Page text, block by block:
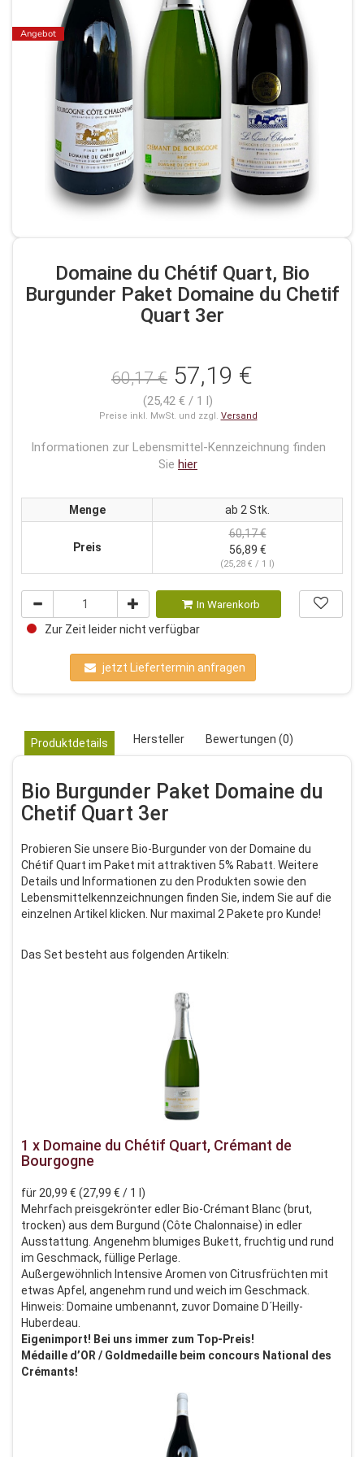
Angebot
Domaine du Chétif Quart, Bio
Burgunder Paket Domaine du Chetif
Quart 3er
60,17 € 57,19 €
(25,42 € / 1 l)
Preise inkl. MwSt. und zzgl. Versand
Informationen zur Lebensmittel-Kennzeichnung finden
Sie hier
Menge ab 2 Stk.
Preis
60,17 €
56,89 €
(25,28 € / 1 l)
In Warenkorb
Zur Zeit leider nicht verfügbar
jetzt Liefertermin anfragen
Produktdetails Hersteller Bewertungen (0)
Bio Burgunder Paket Domaine du
Chetif Quart 3er
Probieren Sie unsere Bio-Burgunder von der Domaine du
Chétif Quart im Paket mit attraktiven 5% Rabatt. Weitere
Details und Informationen zu den Produkten sowie den
Lebensmittelkennzeichnungen finden Sie, indem Sie auf die
einzelnen Artikel klicken. Nur maximal 2 Pakete pro Kunde!
Das Set besteht aus folgenden Artikeln:
1 x Domaine du Chétif Quart, Crémant de
Bourgogne
für 20,99 € (27,99 € / 1 l)
Mehrfach preisgekrönter edler Bio-Crémant Blanc (brut,
trocken) aus dem Burgund (Côte Chalonnaise) in edler
Ausstattung. Angenehm blumiges Bukett, fruchtig und rund
im Geschmack, füllige Perlage.
Außergewöhnlich Intensive Aromen von Citrusfrüchten mit
etwas Apfel, angenehm rund und weich im Geschmack.
Hinweis: Domaine umbenannt, zuvor Domaine D´Heilly-
Huberdeau.
Eigenimport! Bei uns immer zum Top-Preis!
Médaille d’OR / Goldmedaille beim concours National des
Crémants!